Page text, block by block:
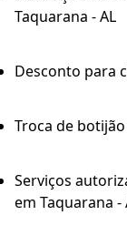
Taquarana - AL
Desconto para
Troca de
Serviços
em Taquarana -